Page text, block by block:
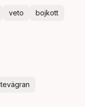
veto
bojkott